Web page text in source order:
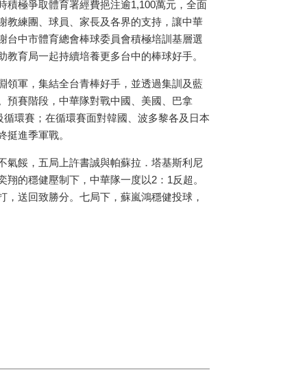
積極爭取體育署經費挹注逾1,100萬元，全面
教練團、球員、家長及各界的支持，讓中華
台中市體育總會棒球委員會積極培訓基層選
育局一起持續培養更多台中的棒球好手。
領軍，集結全台青棒好手，並透過集訓及藍
預賽階段，中華隊對戰中國、美國、巴拿
環賽；在循環賽面對韓國、波多黎各及日本
進季軍戰。
氣餒，五局上許書誠與帕蘇拉．塔基斯利尼
的穩健壓制下，中華隊一度以2：1反超。
送回致勝分。七局下，蘇嵐鴻穩健投球，